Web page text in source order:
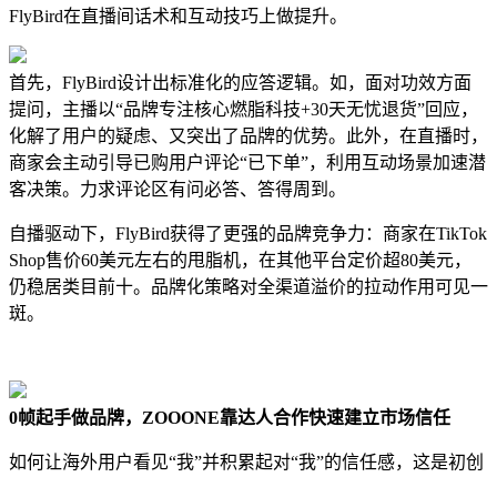
FlyBird在直播间话术和互动技巧上做提升。
首先，FlyBird设计出标准化的应答逻辑。如，面对功效方面
提问，主播以“品牌专注核心燃脂科技+30天无忧退货”回应，
化解了用户的疑虑、又突出了品牌的优势。此外，在直播时，
商家会主动引导已购用户评论“已下单”，利用互动场景加速潜
客决策。力求评论区有问必答、答得周到。
自播驱动下，FlyBird获得了更强的品牌竞争力：商家在TikTok
Shop售价60美元左右的甩脂机，在其他平台定价超80美元，
仍稳居类目前十。品牌化策略对全渠道溢价的拉动作用可见一
斑。
0帧起手做品牌，ZOOONE靠达人合作快速建立市场信任
如何让海外用户看见“我”并积累起对“我”的信任感，这是初创